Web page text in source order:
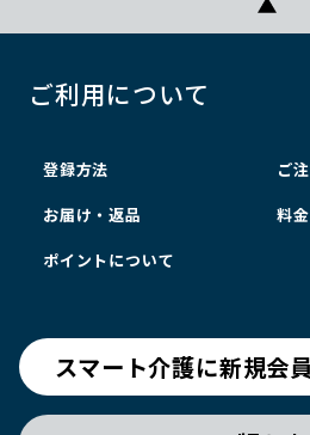
ご利用について
登録方法 ご
お届け・返品 料
ポイントについて
スマート介護に新規会